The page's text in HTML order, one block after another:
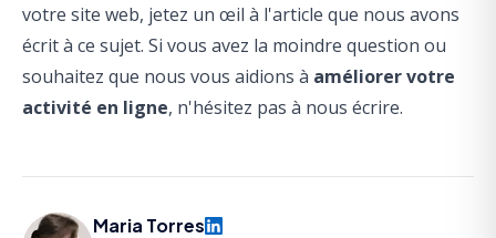
votre site web, jetez un œil à l'article que nous avons
écrit à ce sujet. Si vous avez la moindre question ou
souhaitez que nous vous aidions à améliorer votre
activité en ligne, n'hésitez pas à nous écrire.
Maria Torres